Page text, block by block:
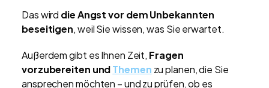
Das wird die Angst vor dem Unbekannten
beseitigen, weil Sie wissen, was Sie erwartet.
Außerdem gibt es Ihnen Zeit, Fragen
vorzubereiten undThemen zu planen, die Sie
ansprechen möchten – und zu prüfen, ob es